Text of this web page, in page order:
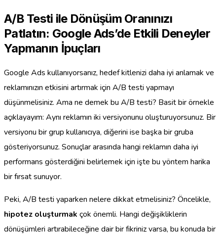
A/B Testi ile Dönüşüm Oranınızı
Patlatın: Google Ads’de Etkili Deneyler
Yapmanın İpuçları
Google Ads kullanıyorsanız, hedef kitlenizi daha iyi anlamak ve
reklamınızın etkisini artırmak için A/B testi yapmayı
düşünmelisiniz. Ama ne demek bu A/B testi? Basit bir örnekle
açıklayayım: Aynı reklamın iki versiyonunu oluşturuyorsunuz. Bir
versiyonu bir grup kullanıcıya, diğerini ise başka bir gruba
gösteriyorsunuz. Sonuçlar arasında hangi reklamın daha iyi
performans gösterdiğini belirlemek için işte bu yöntem harika
bir fırsat sunuyor.
Peki, A/B testi yaparken nelere dikkat etmelisiniz? Öncelikle,
hipotez oluşturmak çok önemli. Hangi değişikliklerin
dönüşümleri artırabileceğine dair bir fikriniz varsa, bu konuda bir